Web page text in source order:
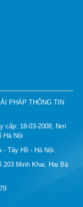
PHÁP THÔNG TIN
cấp: 18-03-2008, Nơi
Hà Nội
Tây Hồ - Hà Nội.
203 Minh Khai, Hai Bà